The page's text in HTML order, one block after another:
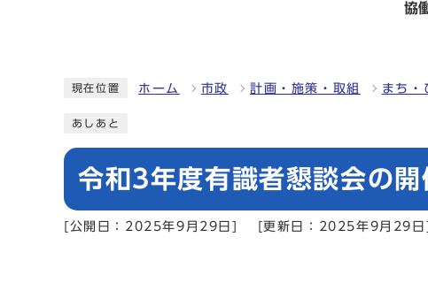
協
現在位置 ホーム 市政 計画・施策・取組 まち・
あしあと
令和3年度有識者懇談会の開
[公開日：2025年9月29日] [更新日：2025年9月29日]